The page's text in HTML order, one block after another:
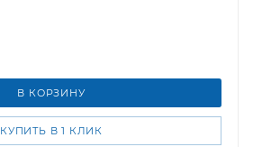
В КОРЗИНУ
КУПИТЬ В 1 КЛИК